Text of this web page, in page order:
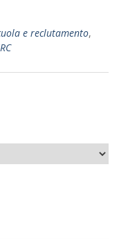
e reclutamento,